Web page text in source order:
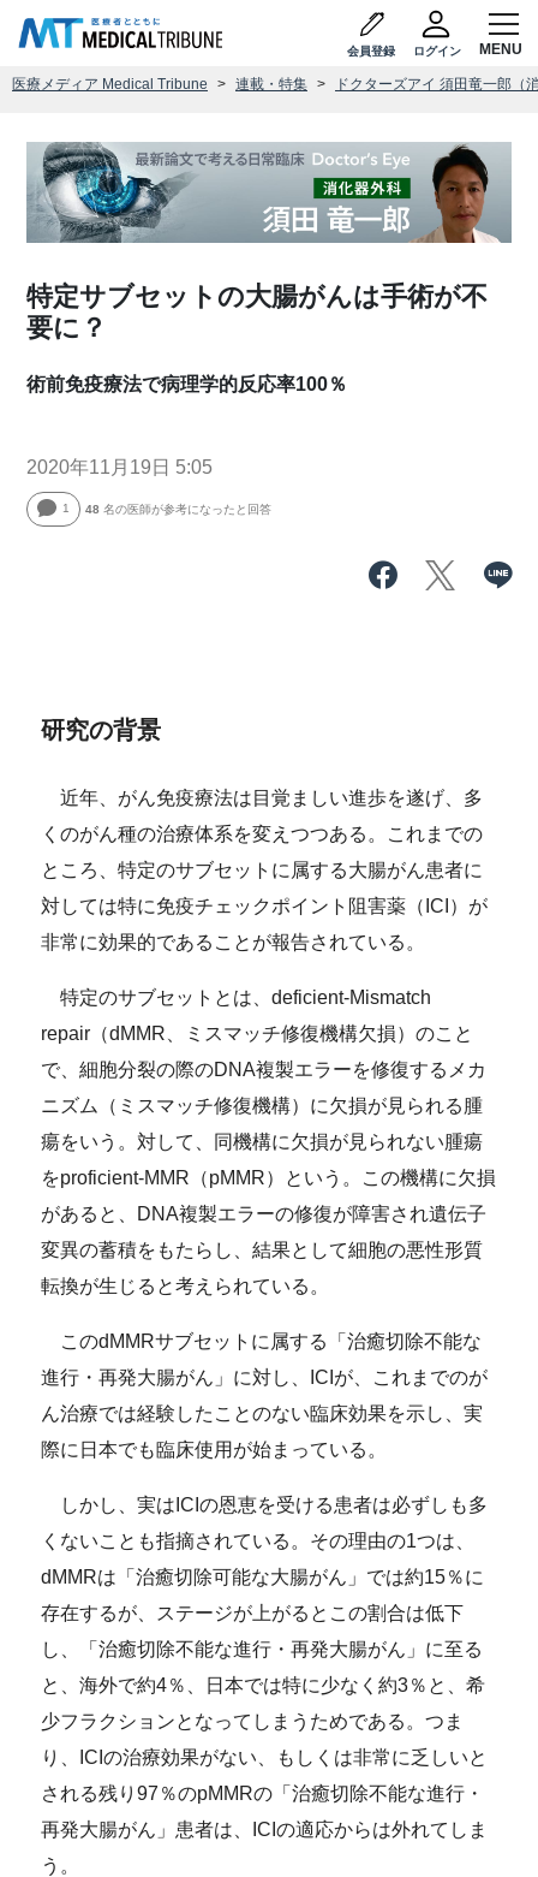
会員登録 ログイン
医療メディア Medical Tribune 連載・特集 ドクターズアイ 須田竜一郎（
特定サブセットの大腸がんは手術が不
要に？
術前免疫療法で病理学的反応率100％
2020年11月19日 5:05
1 48 名の医師が参考になったと回答
研究の背景
近年、がん免疫療法は目覚ましい進歩を遂げ、多
くのがん種の治療体系を変えつつある。これまでの
ところ、特定のサブセットに属する大腸がん患者に
対しては特に免疫チェックポイント阻害薬（ICI）が
非常に効果的であることが報告されている。
特定のサブセットとは、deficient-Mismatch
repair（dMMR、ミスマッチ修復機構欠損）のこと
で、細胞分裂の際のDNA複製エラーを修復するメカ
ニズム（ミスマッチ修復機構）に欠損が見られる腫
瘍をいう。対して、同機構に欠損が見られない腫瘍
をproficient-MMR（pMMR）という。この機構に欠損
があると、DNA複製エラーの修復が障害され遺伝子
変異の蓄積をもたらし、結果として細胞の悪性形質
転換が生じると考えられている。
このdMMRサブセットに属する「治癒切除不能な
進行・再発大腸がん」に対し、ICIが、これまでのが
ん治療では経験したことのない臨床効果を示し、実
際に日本でも臨床使用が始まっている。
しかし、実はICIの恩恵を受ける患者は必ずしも多
くないことも指摘されている。その理由の1つは、
dMMRは「治癒切除可能な大腸がん」では約15％に
存在するが、ステージが上がるとこの割合は低下
し、「治癒切除不能な進行・再発大腸がん」に至る
と、海外で約4％、日本では特に少なく約3％と、希
少フラクションとなってしまうためである。つま
り、ICIの治療効果がない、もしくは非常に乏しいと
される残り97％のpMMRの「治癒切除不能な進行・
再発大腸がん」患者は、ICIの適応からは外れてしま
う。